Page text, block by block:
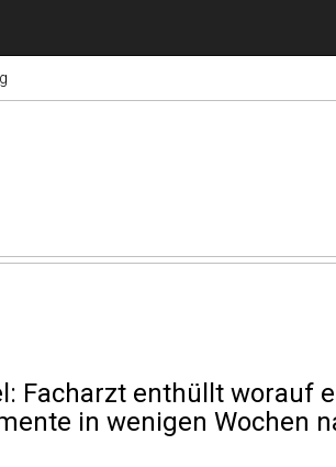
Facharzt enthüllt worauf
in wenigen Wochen